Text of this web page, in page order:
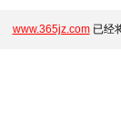
www.365jz.com已经